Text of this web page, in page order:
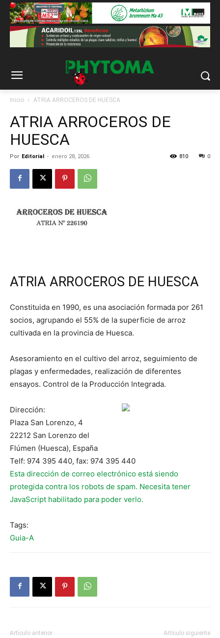
Inicio ATRIA ARROCEROS DE HUESCA
ATRIA ARROCEROS DE
HUESCA
Por Editorial - enero 28, 2026 0
810
ATRIA ARROCEROS DE HUESCA
Constituida en 1990, es una asociación formada por 261
socios, agrupando el 55% de la superficie de arroz
cultivada en la provincia de Huesca.
Asesoramiento en el cultivo del arroz, seguimiento de
plagas y enfermedades, realización de diferentes
ensayos. Control de la Producción Integrada.
Dirección:
Plaza San Lorenzo, 4
22212 San Lorenzo del
Flúmen (Huesca), España
Telf: 974 395 440, fax: 974 395 440
Esta dirección de correo electrónico está siendo
protegida contra los robots de spam. Necesita tener
JavaScript habilitado para poder verlo.
Tags:
Guia-A
Artículo anterior Artículo siguiente